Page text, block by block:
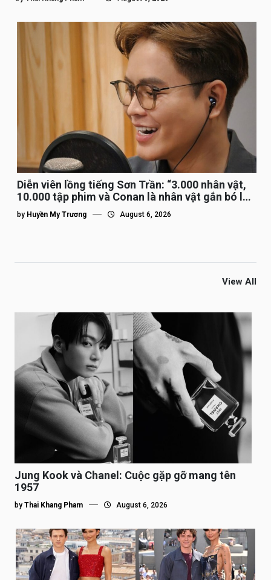
Diễn viên lồng tiếng Sơn Trần: “3.000 nhân vật,
10.000 tập phim và Conan là nhân vật gắn bó lâu
nhất”
by Huyền My Trương August 6, 2026
View All
Jung Kook và Chanel: Cuộc gặp gỡ mang tên
1957
by Thai Khang Pham August 6, 2026